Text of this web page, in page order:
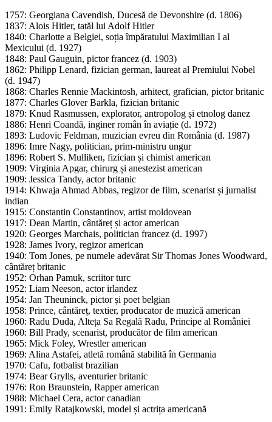
1757: Georgiana Cavendish, Ducesă de Devonshire (d. 1806)
1837: Alois Hitler, tatăl lui Adolf Hitler
1840: Charlotte a Belgiei, soția împăratului Maximilian I al
Mexicului (d. 1927)
1848: Paul Gauguin, pictor francez (d. 1903)
1862: Philipp Lenard, fizician german, laureat al Premiului Nobel
(d. 1947)
1868: Charles Rennie Mackintosh, arhitect, grafician, pictor britanic
1877: Charles Glover Barkla, fizician britanic
1879: Knud Rasmussen, explorator, antropolog și etnolog danez
1886: Henri Coandă, inginer român în aviație (d. 1972)
1893: Ludovic Feldman, muzician evreu din România (d. 1987)
1896: Imre Nagy, politician, prim-ministru ungur
1896: Robert S. Mulliken, fizician și chimist american
1909: Virginia Apgar, chirurg și anestezist american
1909: Jessica Tandy, actor britanic
1914: Khwaja Ahmad Abbas, regizor de film, scenarist și jurnalist
indian
1915: Constantin Constantinov, artist moldovean
1917: Dean Martin, cântăreț și actor american
1920: Georges Marchais, politician francez (d. 1997)
1928: James Ivory, regizor american
1940: Tom Jones, pe numele adevărat Sir Thomas Jones Woodward,
cântăreț britanic
1952: Orhan Pamuk, scriitor turc
1952: Liam Neeson, actor irlandez
1954: Jan Theuninck, pictor și poet belgian
1958: Prince, cântăreț, textier, producator de muzică american
1960: Radu Duda, Alteța Sa Regală Radu, Principe al României
1960: Bill Prady, scenarist, producător de film american
1965: Mick Foley, Wrestler american
1969: Alina Astafei, atletă română stabilită în Germania
1970: Cafu, fotbalist brazilian
1974: Bear Grylls, aventurier britanic
1976: Ron Braunstein, Rapper american
1988: Michael Cera, actor canadian
1991: Emily Ratajkowski, model și actrița americană